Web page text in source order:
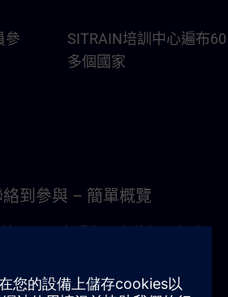
參
SITRAIN培訓中心遍布60
多個國家
到參與 – 簡單概覽